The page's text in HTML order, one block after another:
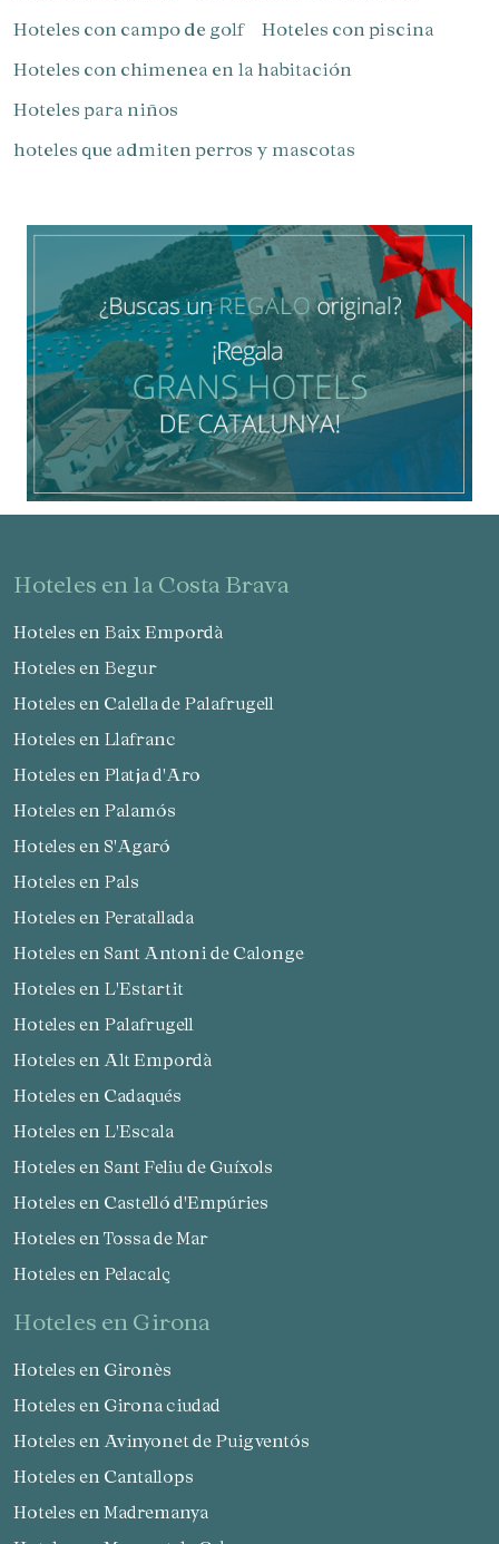
Gestionar mi reserva
Hoteles con campo de golf
Hoteles con piscina
Hoteles con chimenea en la habitación
Hoteles para niños​
hoteles que admiten perros y mascotas
hoteles en la Costa Brava
Hoteles en Baix Empordà
Hoteles en Begur
Hoteles en Calella de Palafrugell
Hoteles en Llafranc
Hoteles en Platja d'Aro
Hoteles en Palamós
Hoteles en S'Agaró
Hoteles en Pals
Hoteles en Peratallada
Hoteles en Sant Antoni de Calonge
Hoteles en L'Estartit
Hoteles en Palafrugell
Hoteles en Alt Empordà
Hoteles en Cadaqués
Hoteles en L'Escala
Hoteles en Sant Feliu de Guíxols
Hoteles en Castelló d'Empúries
Hoteles en Tossa de Mar
Hoteles en Pelacalç
hoteles en Girona
Hoteles en Gironès
Hoteles en Girona ciudad
Hoteles en Avinyonet de Puigventós
Hoteles en Cantallops
Hoteles en Madremanya